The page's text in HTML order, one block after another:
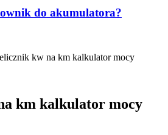
do akumulatora?
kw na km kalkulator mocy
km kalkulator mocy